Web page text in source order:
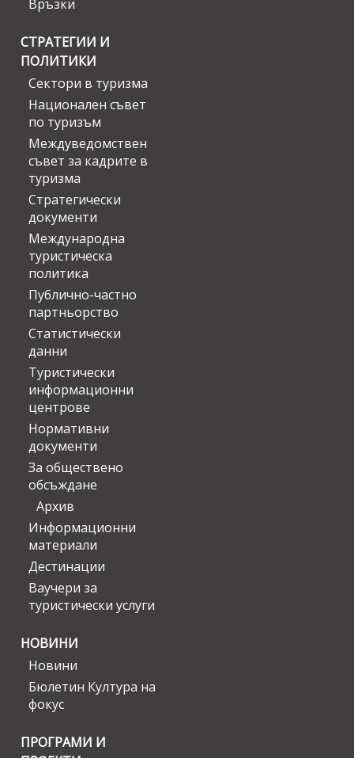
Връзки
СТРАТЕГИИ И
ПОЛИТИКИ
Сектори в туризма
Национален съвет
по туризъм
Междуведомствен
съвет за кадрите в
туризма
Стратегически
документи
Международна
туристическа
политика
Публично-частно
партньорство
Статистически
данни
Туристически
информационни
центрове
Нормативни
документи
За обществено
обсъждане
Архив
Информационни
материали
Дестинации
Ваучери за
туристически услуги
НОВИНИ
Новини
Бюлетин Култура на
фокус
ПРОГРАМИ И